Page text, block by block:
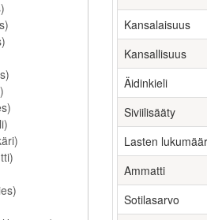
Kansalaisuus
Kansallisuus
Äidinkieli
Siviilisääty
Lasten
Ammatti
Sotilasarvo